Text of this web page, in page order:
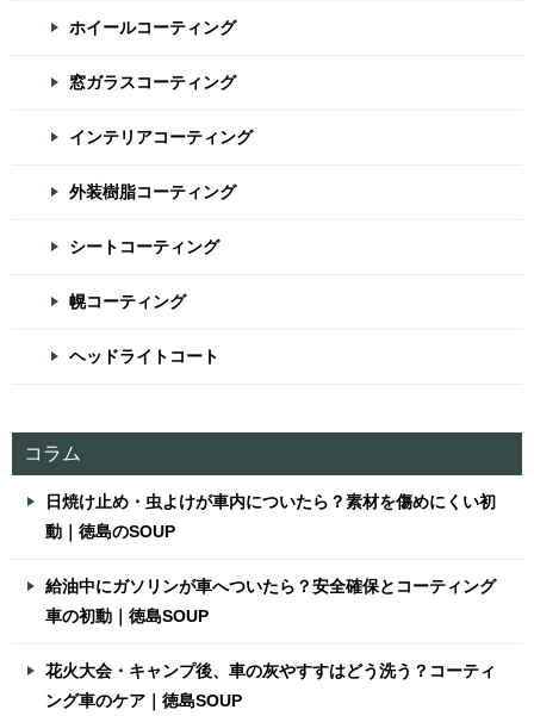
ホイールコーティング
窓ガラスコーティング
インテリアコーティング
外装樹脂コーティング
シートコーティング
幌コーティング
ヘッドライトコート
コラム
日焼け止め・虫よけが車内についたら？素材を傷めにくい初
動｜徳島のSOUP
給油中にガソリンが車へついたら？安全確保とコーティング
車の初動｜徳島SOUP
花火大会・キャンプ後、車の灰やすすはどう洗う？コーティ
ング車のケア｜徳島SOUP